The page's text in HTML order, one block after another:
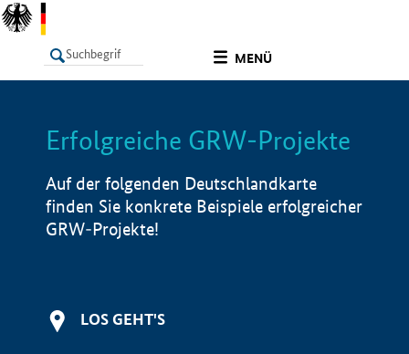
MENÜ
LISTE Info
Erfolgreiche GRW-Projekte
Auf der folgenden Deutschlandkarte
finden Sie konkrete Beispiele erfolgreicher
GRW-Projekte!
LOS GEHT'S